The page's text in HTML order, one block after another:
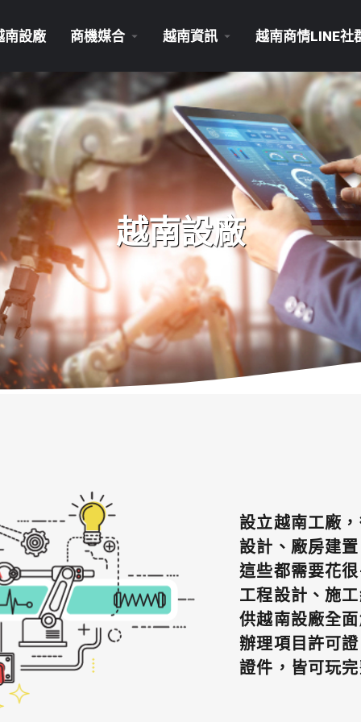
南設廠 商機媒合 越南資訊 越南商情LINE社
越南設廠
設立越南工廠
設計、廠房建
這些都需要花
工程設計、施
供越南設廠全
辦理項目許可
證件，皆可玩